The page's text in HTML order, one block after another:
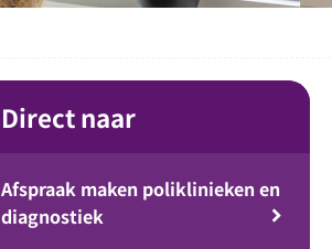
Direct naar
Afspraak maken poliklinieken en
diagnostiek